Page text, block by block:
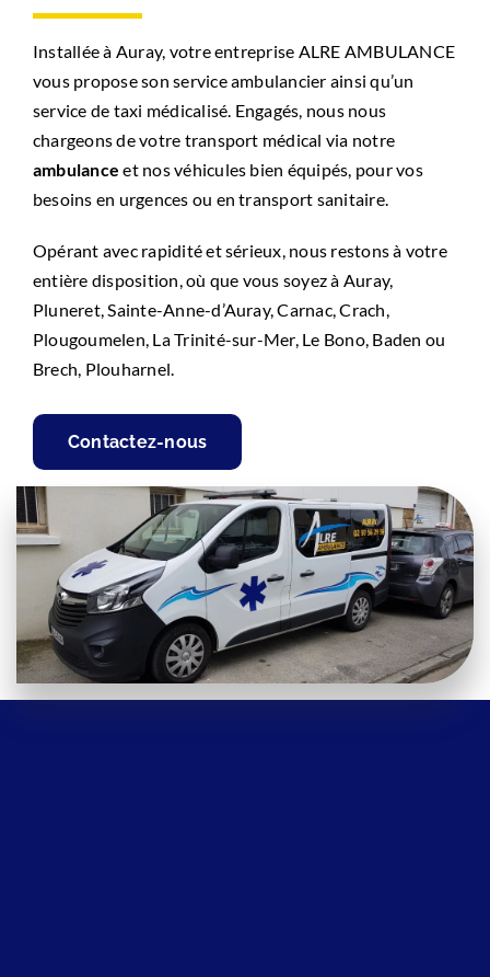
Installée à Auray, votre entreprise ALRE AMBULANCE
vous propose son service ambulancier ainsi qu’un
service de taxi médicalisé. Engagés, nous nous
chargeons de votre transport médical via notre
ambulance et nos véhicules bien équipés, pour vos
besoins en urgences ou en transport sanitaire.
Opérant avec rapidité et sérieux, nous restons à votre
entière disposition, où que vous soyez à Auray,
Pluneret, Sainte-Anne-d’Auray, Carnac, Crach,
Plougoumelen, La Trinité-sur-Mer, Le Bono, Baden ou
Brech, Plouharnel.
Contactez-nous